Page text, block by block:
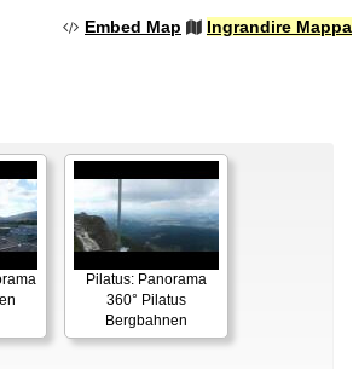
Embed Map Ingrandire Mappa
Pilatus: Panorama
360° Pilatus
Bergbahnen